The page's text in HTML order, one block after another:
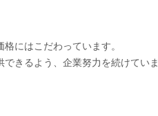
にはこだわっています。
きるよう、企業努力を続けていま